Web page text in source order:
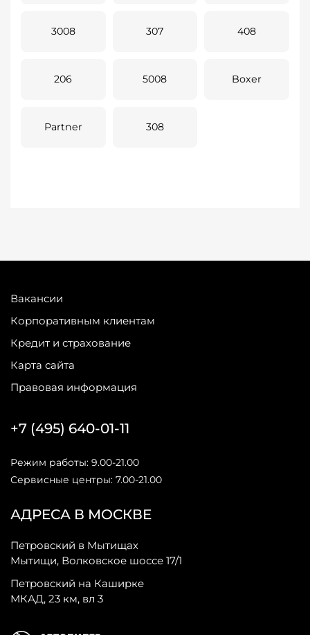
3008 307 408
206 5008 Boxer
Partner 308
Вакансии
Корпоративным клиентам
Кредит и страхование
Карта сайта
Правовая информация
АДРЕСА В МОСКВЕ
Петровский в Мытищах
Мытищи, Волковское шоссе 17/1
Петровский на Каширке
МКАД, 23 км, вл 3
+7 (495) 640-01-11
Режим работы: 9.00-21.00
Сервисные центры: 7.00-21.00